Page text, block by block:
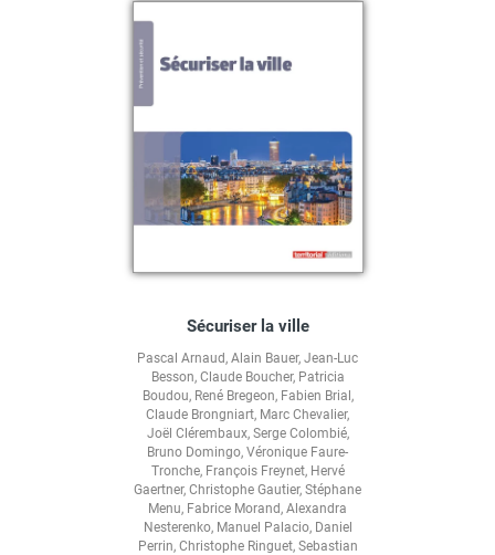
Sécuriser la ville
Pascal Arnaud, Alain Bauer, Jean-Luc
Besson, Claude Boucher, Patricia
Boudou, René Bregeon, Fabien Brial,
Claude Brongniart, Marc Chevalier,
Joël Clérembaux, Serge Colombié,
Bruno Domingo, Véronique Faure-
Tronche, François Freynet, Hervé
Gaertner, Christophe Gautier, Stéphane
Menu, Fabrice Morand, Alexandra
Nesterenko, Manuel Palacio, Daniel
Perrin, Christophe Ringuet, Sebastian